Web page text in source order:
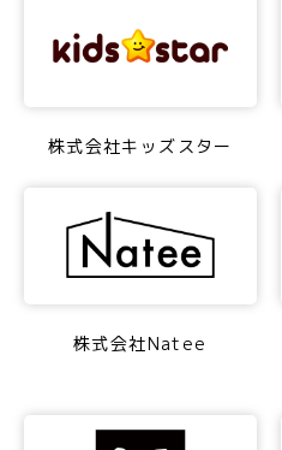
株式会社キッズスター
株式会社Natee